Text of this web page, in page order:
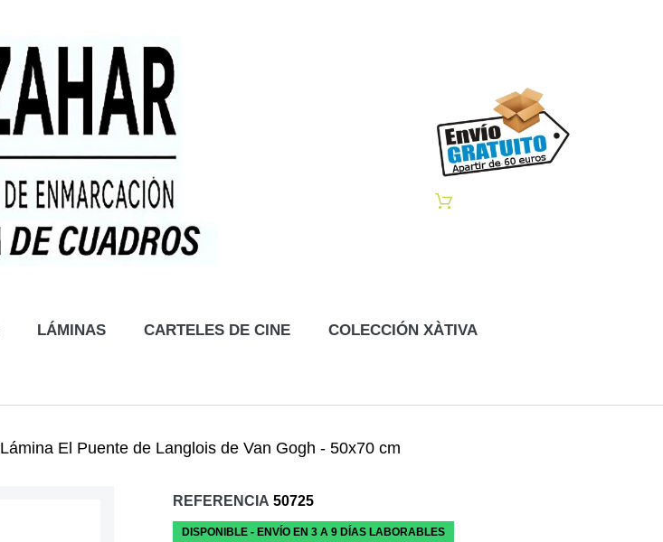
LÁMINAS CARTELES DE CINE COLECCIÓN XÀTIVA
Lámina El Puente de Langlois de Van Gogh - 50x70 cm
REFERENCIA 50725
DISPONIBLE - ENVÍO EN 3 A 9 DÍAS LABORABLES